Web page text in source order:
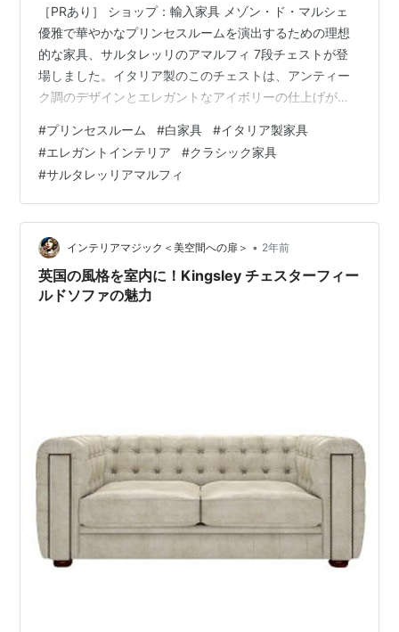
［PRあり］ ショップ：輸入家具 メゾン・ド・マルシェ
優雅で華やかなプリンセスルームを演出するための理想
的な家具、サルタレッリのアマルフィ 7段チェストが登
場しました。イタリア製のこのチェストは、アンティー
ク調のデザインとエレガントなアイボリーの仕上げが特
の引き出しは収納力も抜群。プリンセスルームや姫系イ
ンテリアにぴったりです。 このチェストは、サルタレッ
リのクラフトマンシップと高品質な素材で作られてお
り、耐久性にも優れています。アンティーク家具の魅力
とモダンなデザインが融合したアイテムで、お部屋にエ
レガントな雰囲気をプラスします。白家具…
#プリンセスルーム #白家具 #イタリア製家具
#エレガントインテリア #クラシック家具
#サルタレッリアマルフィ
インテリアマジック＜美空間への扉＞ • 2年前
英国の風格を室内に！Kingsley チェスターフィー
ルドソファの魅力